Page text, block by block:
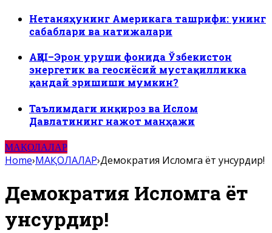
Нетаняҳунинг Америкага ташрифи: унинг
сабаблари ва натижалари
АҚШ–Эрон уруши фонида Ўзбекистон
энергетик ва геосиёсий мустақилликка
қандай эришиши мумкин?
Таълимдаги инқироз ва Ислом
Давлатининг нажот манҳажи
МАҚОЛАЛАР
Home›МАҚОЛАЛАР›Демократия Исломга ёт унсурдир!
Демократия Исломга ёт
унсурдир!